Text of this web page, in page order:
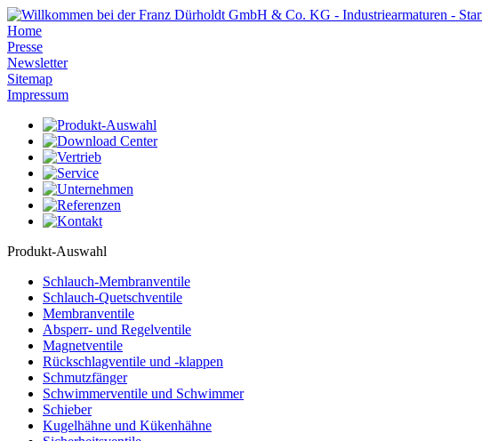
Home
Presse
Newsletter
Sitemap
Impressum
Produkt-Auswahl
Schlauch-Membranventile
Schlauch-Quetschventile
Membranventile
Absperr- und Regelventile
Magnetventile
Rückschlagventile und -klappen
Schmutzfänger
Schwimmerventile und Schwimmer
Schieber
Kugelhähne und Kükenhähne